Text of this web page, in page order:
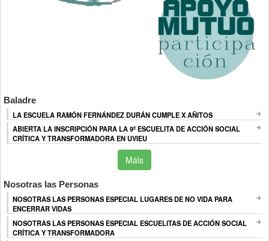
Baladre
LA ESCUELA RAMÓN FERNÁNDEZ DURÁN CUMPLE X AÑITOS
ABIERTA LA INSCRIPCIÓN PARA LA 9ª ESCUELITA DE ACCIÓN SOCIAL
CRÍTICA Y TRANSFORMADORA EN UVIEU
Máis
Nosotras las Personas
NOSOTRAS LAS PERSONAS ESPECIAL LUGARES DE NO VIDA PARA
ENCERRAR VIDAS
NOSOTRAS LAS PERSONAS ESPECIAL ESCUELITAS DE ACCIÓN SOCIAL
CRÍTICA Y TRANSFORMADORA